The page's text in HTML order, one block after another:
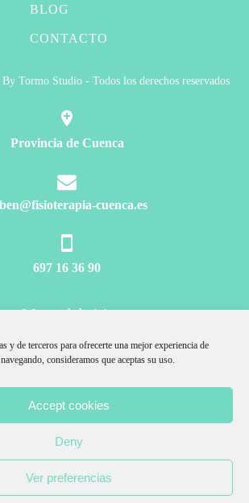
y de terceros para ofrecerte una mejor experiencia de
consideramos que aceptas su uso.
Accept cookies
Deny
Ver preferencias
BLOG
CONTACTO
Tormo Studio - Todos los derechos reservados
Provincia de Cuenca
cuenca.es
697 16 36 90
Mapa del sitio
Aviso Legal
Política Privacidad
Política Cookies